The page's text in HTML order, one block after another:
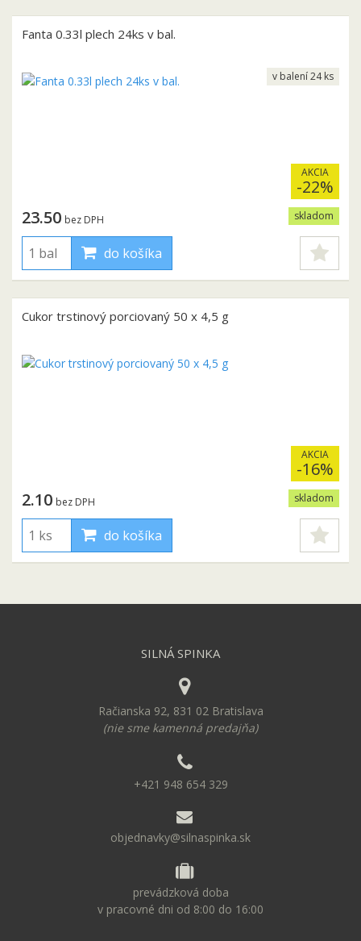
Fanta 0.33l plech 24ks v bal.
AKCIA
-22%
skladom
23.50 bez DPH
do košíka
v balení 24 ks
Cukor trstinový porciovaný 50 x 4,5 g
AKCIA
-16%
skladom
2.10 bez DPH
do košíka
SILNÁ SPINKA
Račianska 92, 831 02 Bratislava
(nie sme kamenná predajňa)
+421 948 654 329
objednavky@silnaspinka.sk
prevádzková doba
v pracovné dni od 8:00 do 16:00